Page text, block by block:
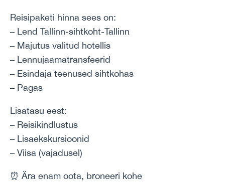
Reisipaketi hinna sees on:
– Lend Tallinn-sihtkoht-Tallinn
– Majutus valitud hotellis
– Lennujaamatransfeerid
– Esindaja teenused sihtkohas
– Pagas
Lisatasu eest:
– Reisikindlustus
– Lisaekskursioonid
– Viisa (vajadusel)
⏰ Ära enam oota, broneeri kohe